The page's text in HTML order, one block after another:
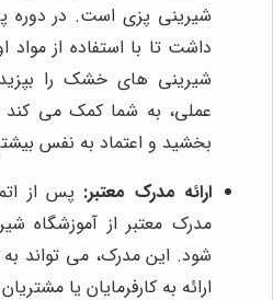
شیرینی پزی است. در دوره
داشت تا با استفاده از مواد
شیرینی های خشک را
عملی، به شما کمک می کند
بخشید و اعتماد به نفس
ارائه مدرک معتبر: پس از
مدرک معتبر از آموزشگاه
شود. این مدرک، می تواند
ارائه به کارفرمایان یا